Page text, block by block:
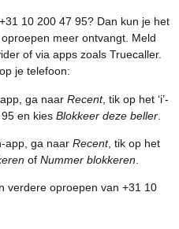
10 200 47 95? Dan kun je het
meer ontvangt. Meld
of via apps zoals Truecaller.
je telefoon:
ga naar Recent, tik op het ‘i’-
en kies Blokkeer deze beller
app, ga naar Recent, tik op het
of Nummer blokkeren
verdere oproepen van +31 10